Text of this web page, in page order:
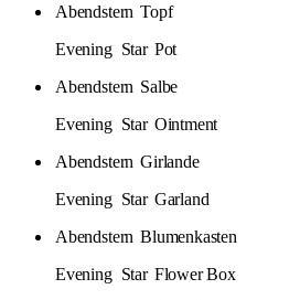
Abendstern Topf
Evening Star Pot
Abendstern Salbe
Evening Star Ointment
Abendstern Girlande
Evening Star Garland
Abendstern Blumenkasten
Evening Star Flower Box